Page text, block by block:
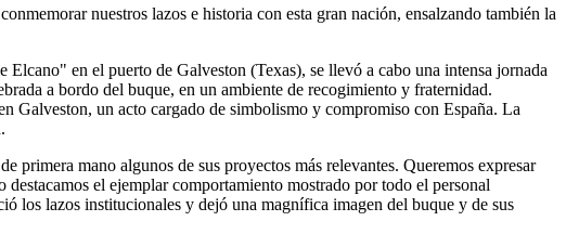
escuela de la Armada Española "Juan Sebastián de Elcano" zarpó el pasado
de este mes del Muelle de Torpedos de la Escuela Naval...
nuestros lazos e historia con esta gran nación, ensalzando también la
en el puerto de Galveston (Texas), se llevó a cabo una intensa jornada
a bordo del buque, en un ambiente de recogimiento y fraternidad.
Galveston, un acto cargado de simbolismo y compromiso con España. La
mano algunos de sus proyectos más relevantes. Queremos expresar
el ejemplar comportamiento mostrado por todo el personal
los lazos institucionales y dejó una magnífica imagen del buque y de sus